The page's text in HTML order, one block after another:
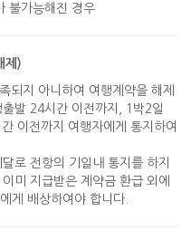
불가능해진 경우
제)
되지 아니하여 여행계약을 해제
발 24시간 이전까지, 1박2일
이전까지 여행자에게 통지하여
로 전항의 기일내 통지를 하지
미 지급받은 계약금 환급 외에
게 배상하여야 합니다.